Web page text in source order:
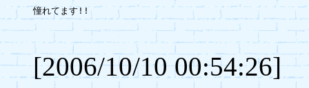
憧れてます!!
[2006/10/10 00:54:26]